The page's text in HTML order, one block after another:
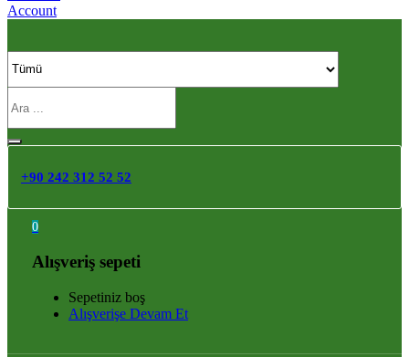
Account
+90 242 312 52 52
0
Alışveriş sepeti
Sepetiniz boş
Alışverişe Devam Et